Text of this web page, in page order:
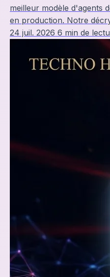
meilleur modèle d'agents
en production. Notre
24 juil. 2026 6 min de